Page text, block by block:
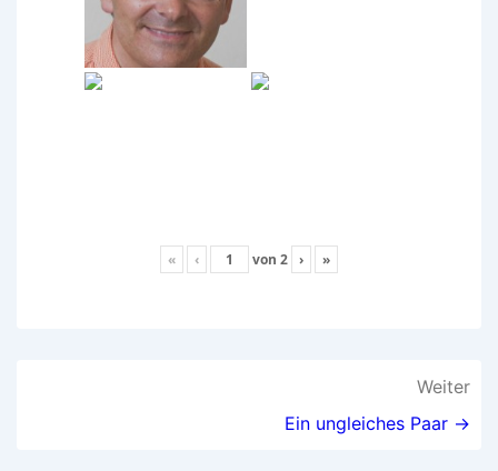
« ‹ von 2 › »
Weiter
Ein ungleiches Paar →